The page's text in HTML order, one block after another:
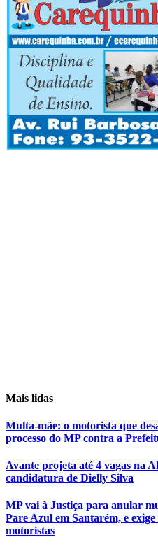
Mais lidas
Multa-mãe: o motorista que
processo do MP contra a
Avante projeta até 4 vagas na
candidatura de Dielly Silva
MP vai à Justiça para anular
Pare Azul em Santarém, e
motoristas